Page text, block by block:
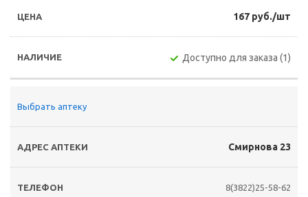
167 руб./шт
Доступно для заказа (1)
Выбрать аптеку
Смирнова 23
8(3822)25-58-62